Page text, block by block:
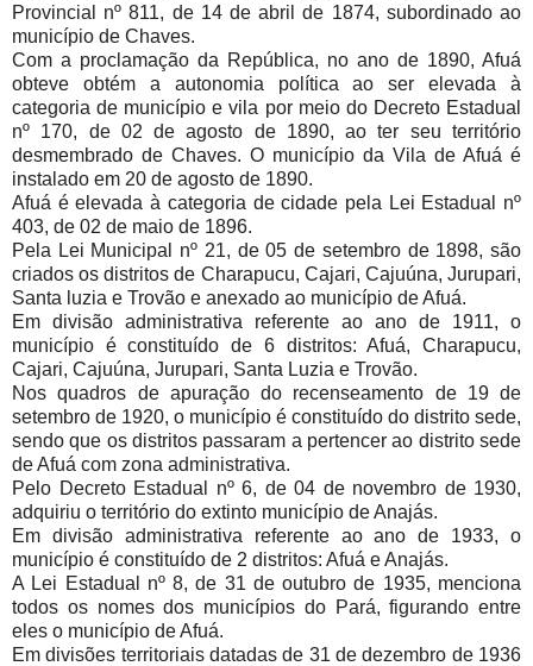
Provincial nº 811, de 14 de abril de 1874, subordinado ao
município de Chaves.
Com a proclamação da República, no ano de 1890, Afuá
obteve obtém a autonomia política ao ser elevada à
categoria de município e vila por meio do Decreto Estadual
nº 170, de 02 de agosto de 1890, ao ter seu território
desmembrado de Chaves. O município da Vila de Afuá é
instalado em 20 de agosto de 1890.
Afuá é elevada à categoria de cidade pela Lei Estadual nº
403, de 02 de maio de 1896.
Pela Lei Municipal nº 21, de 05 de setembro de 1898, são
criados os distritos de Charapucu, Cajari, Cajuúna, Jurupari,
Santa luzia e Trovão e anexado ao município de Afuá.
Em divisão administrativa referente ao ano de 1911, o
município é constituído de 6 distritos: Afuá, Charapucu,
Cajari, Cajuúna, Jurupari, Santa Luzia e Trovão.
Nos quadros de apuração do recenseamento de 19 de
setembro de 1920, o município é constituído do distrito sede,
sendo que os distritos passaram a pertencer ao distrito sede
de Afuá com zona administrativa.
Pelo Decreto Estadual nº 6, de 04 de novembro de 1930,
adquiriu o território do extinto município de Anajás.
Em divisão administrativa referente ao ano de 1933, o
município é constituído de 2 distritos: Afuá e Anajás.
A Lei Estadual nº 8, de 31 de outubro de 1935, menciona
todos os nomes dos municípios do Pará, figurando entre
eles o município de Afuá.
Em divisões territoriais datadas de 31 de dezembro de 1936